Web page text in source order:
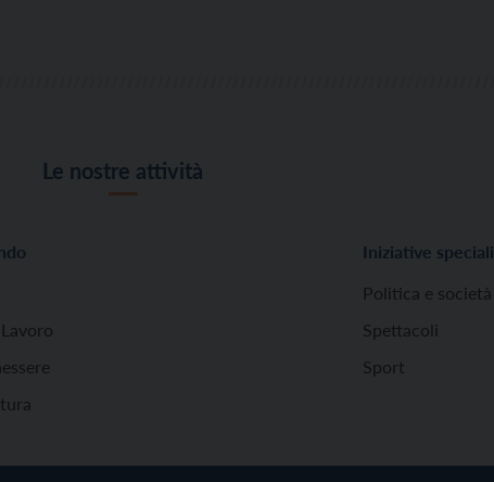
Le nostre attività
Iniziative speciali
Politica e società
Spettacoli
Sport